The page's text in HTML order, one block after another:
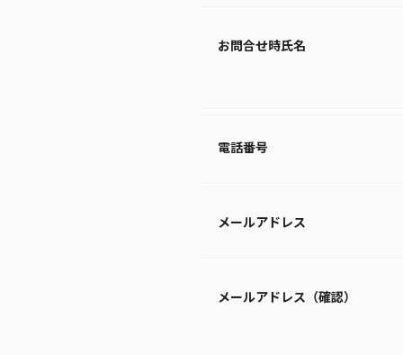
お問合せ時氏名
電話番号
メールアドレス
メールアドレス（確認）